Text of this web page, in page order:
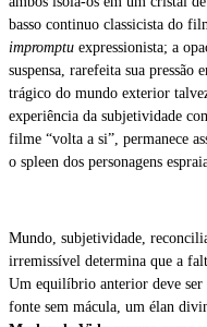
basso continuo classicista do
impromptu expressionista; a
suspensa, rarefeita sua
trágico do mundo exterior
experiência da subjetividade
filme “volta a si”, permanece
o spleen dos personagens
Mundo, subjetividade,
irremissível determina que a
Um equilíbrio anterior deve ser
fonte sem mácula, um élan